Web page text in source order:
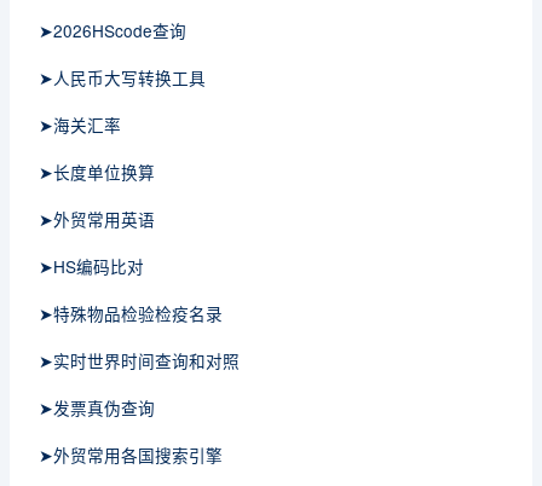
➤2026HScode查询
➤人民币大写转换工具
➤海关汇率
➤长度单位换算
➤外贸常用英语
➤HS编码比对
➤特殊物品检验检疫名录
➤实时世界时间查询和对照
➤发票真伪查询
➤外贸常用各国搜索引擎